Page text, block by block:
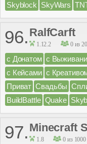
Skyblock SkyWars
96. RalfCarft
1.12.2 0 из 20
с Донатом с
с Кейсами с
Приват Свадьбы
BuildBattle Quake
97. Minecraft
1.8 0 из 1000